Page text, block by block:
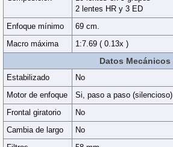
2 lentes HR y 3 ED
Enfoque mínimo
69 cm.
Macro máxima
1:7.69 ( 0.13x )
Datos Mecánicos
Estabilizado
No
Motor de enfoque
Si, paso a paso (silencioso)
Frontal giratorio
No
Cambia de largo
No